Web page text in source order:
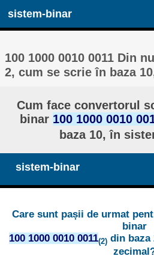
sistem-binar
100 1000 0010 0011 Din
2, cum se scrie în baza
Cum face convertorul
binar 100 1000 0010
baza 10, în
sistem-binar
Care sunt pașii de urmat
binar
100 1000 0010 0011(2) din baza